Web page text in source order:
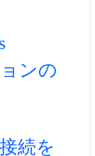
ンの
続を